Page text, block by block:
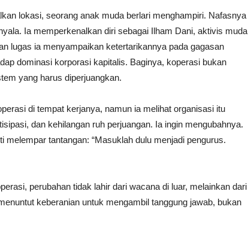
lokasi, seorang anak muda berlari menghampiri. Nafasnya
Ia memperkenalkan diri sebagai Ilham Dani, aktivis muda
lugas ia menyampaikan ketertarikannya pada gagasan
dominasi korporasi kapitalis. Baginya, koperasi bukan
yang harus diperjuangkan.
di tempat kerjanya, namun ia melihat organisasi itu
dan kehilangan ruh perjuangan. Ia ingin mengubahnya.
tantangan: “Masuklah dulu menjadi pengurus.
perubahan tidak lahir dari wacana di luar, melainkan dari
keberanian untuk mengambil tanggung jawab, bukan